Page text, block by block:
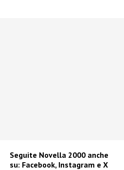
Seguite Novella 2000 anche
su: Facebook, Instagram e X